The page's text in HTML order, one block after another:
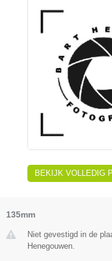
BEKIJK VOLLEDIG
135mm
Niet gevestigd in de
Henegouwen.